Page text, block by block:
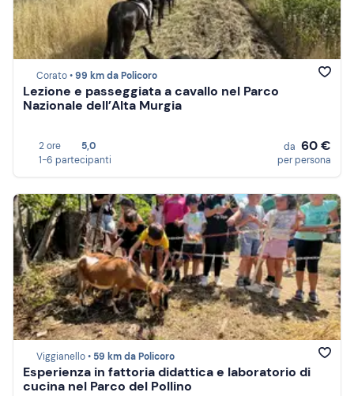
Corato •99 km da Policoro
Lezione e passeggiata a cavallo nel Parco
Nazionale dell’Alta Murgia
2 ore
5,0
1-6 partecipanti
da 60 €
per persona
Viggianello • 59 km da Policoro
Esperienza in fattoria didattica e laboratorio di
cucina nel Parco del Pollino